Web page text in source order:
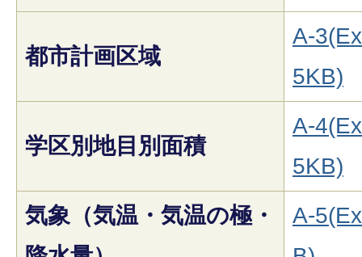
都市計画区域
A-
5KB)
学区別地目別面積
A-
5KB)
気象（気温・気温の極・
A-